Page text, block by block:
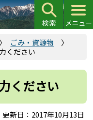
ごみ・資源物
ください
ください
更新日：2017年10月13日